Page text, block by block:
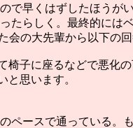
早くはずしたほうが
らしく。最終的には
の大先輩から以下の回
子に座るなどで悪化
思います。
ースで通っている。